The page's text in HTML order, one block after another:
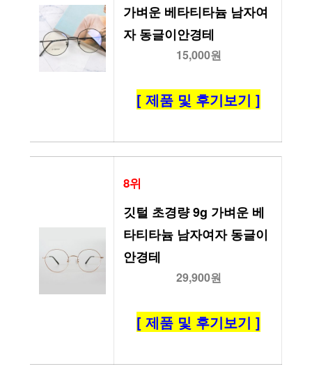
가벼운 베타티타늄 남자여
자 동글이안경테
15,000원
[ 제품 및 후기보기 ]
8위
깃털 초경량 9g 가벼운 베
타티타늄 남자여자 동글이
안경테
29,900원
[ 제품 및 후기보기 ]